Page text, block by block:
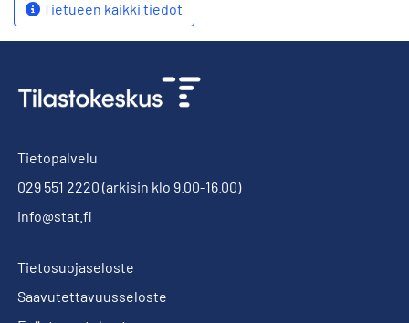
Tietueen kaikki tiedot
Tietopalvelu
029 551 2220 (arkisin klo 9.00-16.00)
info@stat.fi
Tietosuojaseloste
Saavutettavuusseloste